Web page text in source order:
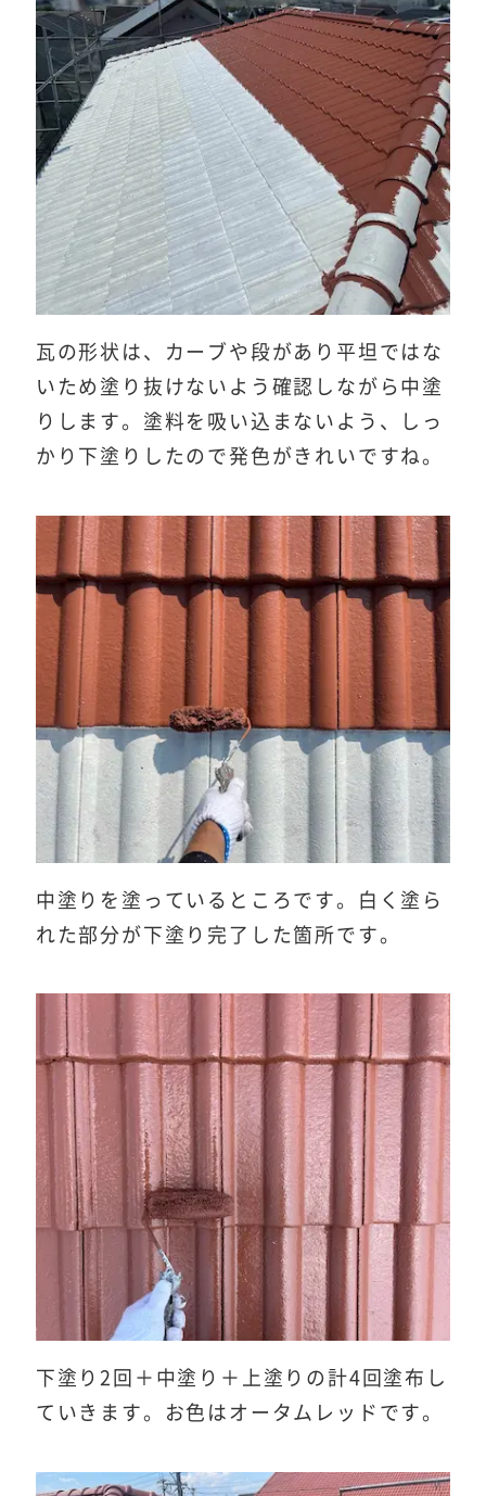
瓦の形状は、カーブや段があり平坦ではな
いため塗り抜けないよう確認しながら中塗
りします。塗料を吸い込まないよう、しっ
かり下塗りしたので発色がきれいですね。
中塗りを塗っているところです。白く塗ら
れた部分が下塗り完了した箇所です。
下塗り2回＋中塗り＋上塗りの計4回塗布し
ていきます。お色はオータムレッドです。